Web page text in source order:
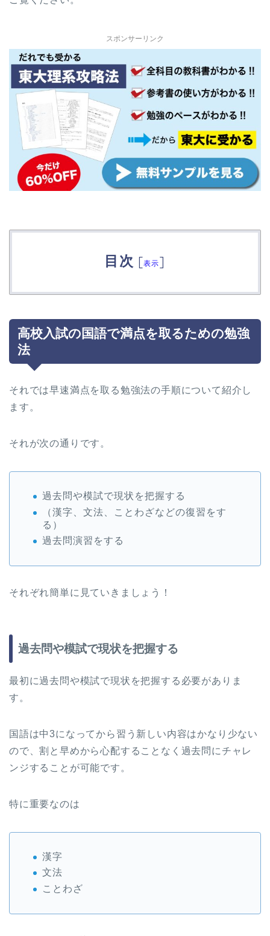
スポンサーリンク
目次 [表示]
高校入試の国語で満点を取るための勉強
法
それでは早速満点を取る勉強法の手順について紹介し
ます。
それが次の通りです。
過去問や模試で現状を把握する
（漢字、文法、ことわざなどの復習をす
る）
過去問演習をする
それぞれ簡単に見ていきましょう！
過去問や模試で現状を把握する
最初に過去問や模試で現状を把握する必要がありま
す。
国語は中3になってから習う新しい内容はかなり少ない
ので、割と早めから心配することなく過去問にチャレ
ンジすることが可能です。
特に重要なのは
漢字
文法
ことわざ